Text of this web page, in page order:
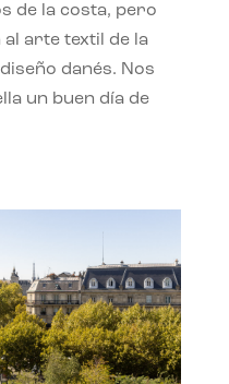
de la costa, pero
arte textil de la
danés. Nos
un buen día de